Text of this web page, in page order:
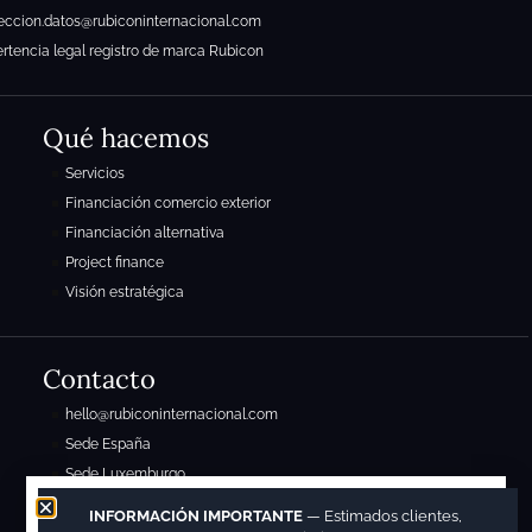
legal registro de marca Rubicon
Qué hacemos
Servicios
Financiación comercio exterior
Financiación alternativa
Project finance
Visión estratégica
Contacto
hello@rubiconinternacional.com
Sede España
Sede Luxemburgo
INFORMACIÓN IMPORTANTE — Estimados clientes,